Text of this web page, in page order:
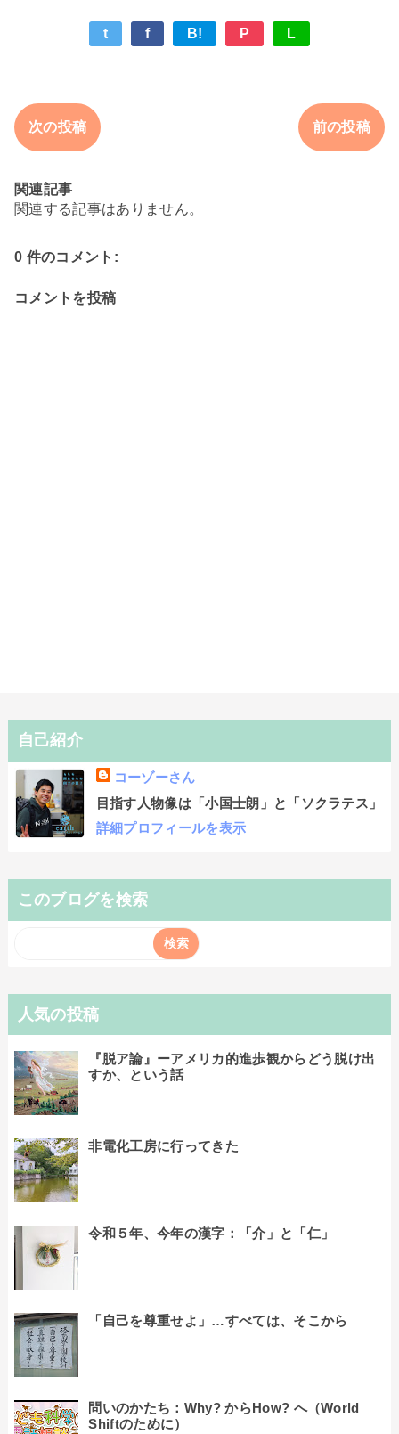
t f B! P L
次の投稿 前の投稿
関連記事
関連する記事はありません。
0 件のコメント:
コメントを投稿
自己紹介
コーゾーさん
目指す人物像は「小国士朗」と「ソクラテス」
詳細プロフィールを表示
このブログを検索
人気の投稿
『脱ア論』ーアメリカ的進歩観からどう脱け出
すか、という話
非電化工房に行ってきた
令和５年、今年の漢字：「介」と「仁」
「自己を尊重せよ」…すべては、そこから
問いのかたち：Why? からHow? へ（World
Shiftのために）